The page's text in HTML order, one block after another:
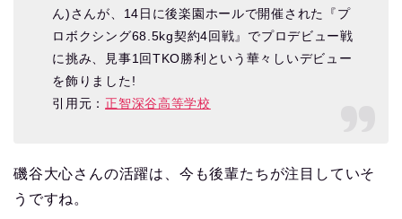
ん)さんが、14日に後楽園ホールで開催された『プ
ロボクシング68.5kg契約4回戦』でプロデビュー戦
に挑み、見事1回TKO勝利という華々しいデビュー
を飾りました!
引用元：正智深谷高等学校
磯谷大心さんの活躍は、今も後輩たちが注目していそ
うですね。